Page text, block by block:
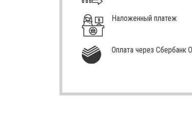
Наложенный платеж
Оплата через Сбербанк